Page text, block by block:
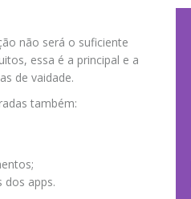
não será o suficiente
essa é a principal e a
de vaidade.
também:
dos apps.